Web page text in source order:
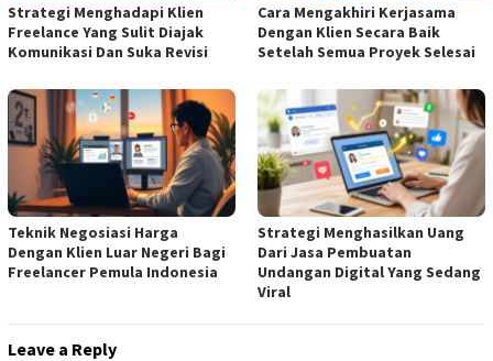
Strategi Menghadapi Klien
Freelance Yang Sulit Diajak
Komunikasi Dan Suka Revisi
Cara Mengakhiri Kerjasama
Dengan Klien Secara Baik
Setelah Semua Proyek Selesai
Teknik Negosiasi Harga
Dengan Klien Luar Negeri Bagi
Freelancer Pemula Indonesia
Strategi Menghasilkan Uang
Dari Jasa Pembuatan
Undangan Digital Yang Sedang
Viral
Leave a Reply